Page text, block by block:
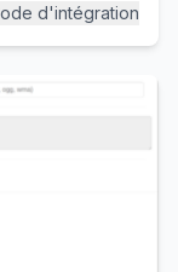
se fait
d'intégration